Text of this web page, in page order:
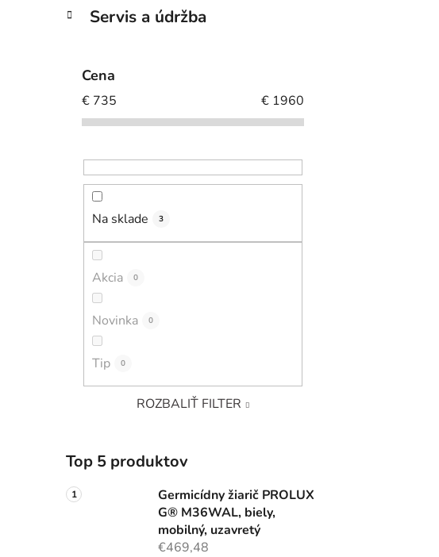
Servis a údržba
Cena
€ 735 € 1960
Na sklade 3
Akcia 0
Novinka 0
Tip 0
ROZBALIŤ FILTER
Top 5 produktov
Germicídny žiarič PROLUX
G® M36WAL, biely,
mobilný, uzavretý
€469,48